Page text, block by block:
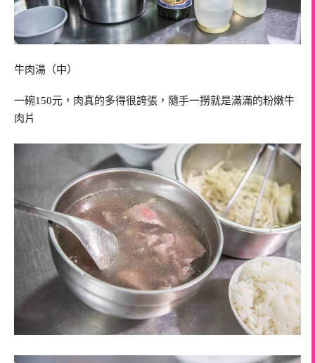
牛肉湯（中）
一碗150元，肉真的多得很誇張，隨手一撈就是滿滿的粉嫩牛
肉片